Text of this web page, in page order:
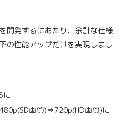
開発するにあたり、余計な仕様
の性能アップだけを実現しまし
に
画質)⇒720p(HD画質)に